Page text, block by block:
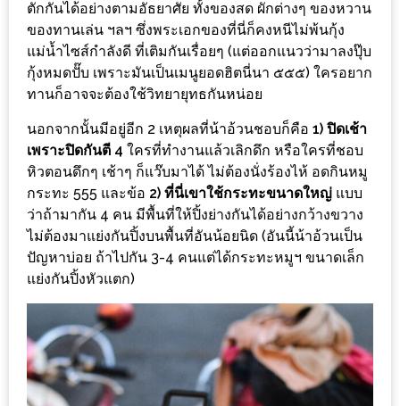
สมาชิก
ENEWS
น้า
อ้วน
หิว
ข้าว
อะไร
เอ่ย
อร่อย
ที่สุด?
งาน
แฟร์
เรื่อง
บ้าน
ตักกันได้อย่างตามอัธยาศัย ทั้งของสด ผักต่างๆ ของหวาน
ของทานเล่น ฯลฯ ซึ่งพระเอกของที่นี่ก็คงหนีไม่พ้นกุ้ง
แม่น้ำไซส์กำลังดี ที่เติมกันเรื่อยๆ (แต่ออกแนวว่ามาลงปุ๊บ
กุ้งหมดปั๊บ เพราะมันเป็นเมนูยอดฮิตนี่นา ๕๕๕) ใครอยาก
ทานก็อาจจะต้องใช้วิทยายุทธกันหน่อย
นอกจากนั้นมีอยู่อีก 2 เหตุผลที่น้าอ้วนชอบก็คือ 1) ปิดเช้า
เพราะปิดกันตี 4 ใครที่ทำงานแล้วเลิกดึก หรือใครที่ชอบ
หิวตอนดึกๆ เช้าๆ ก็แว๊บมาได้ ไม่ต้องนั่งร้องไห้ อดกินหมู
กระทะ 555 และข้อ 2) ที่นี่เขาใช้กระทะขนาดใหญ่ แบบ
ว่าถ้ามากัน 4 คน มีพื้นที่ให้ปิ้งย่างกันได้อย่างกว้างขวาง
ไม่ต้องมาแย่งกันปิ้งบนพื้นที่อันน้อยนิด (อันนี้น้าอ้วนเป็น
ปัญหาบ่อย ถ้าไปกัน 3-4 คนแต่ได้กระทะหมูฯ ขนาดเล็ก
แย่งกันปิ้งหัวแตก)